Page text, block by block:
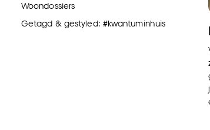
Woondossiers
Getagd & gestyled: #kwantuminhuis